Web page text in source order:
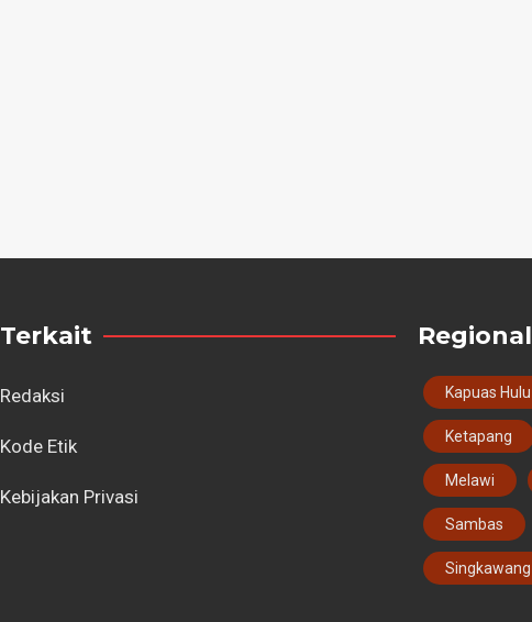
Terkait
Redaksi
Kode Etik
Kebijakan Privasi
Regional
Kapuas Hulu
Ketapang
Melawi
Sambas
Singkawang